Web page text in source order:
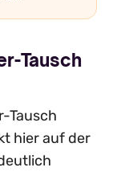
Tausch
Tausch
hier auf der